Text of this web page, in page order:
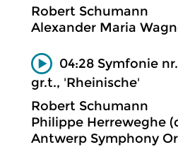
Robert Schumann
Alexander Maria
04:28 Symfonie
gr.t., 'Rheinische'
Robert Schumann
Philippe Herreweghe
Antwerp Symphony